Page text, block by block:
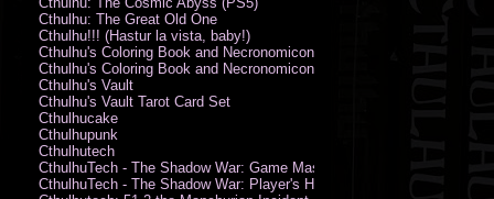
Cthulhu: The Great Old One
Cthulhu!!! (Hastur la vista, baby!)
Cthulhu's Coloring Book and Necronomicon of Sunny Day Doings
Cthulhu's Coloring Book and Necronomicon of Sunny Day Doings New
Cthulhu's Vault
Cthulhu's Vault Tarot Card Set
Cthulhucake
Cthulhupunk
Cthulhutech
CthulhuTech - The Shadow War: Game Master's Guide (PDF)
CthulhuTech - The Shadow War: Player's Handbook (PDF)